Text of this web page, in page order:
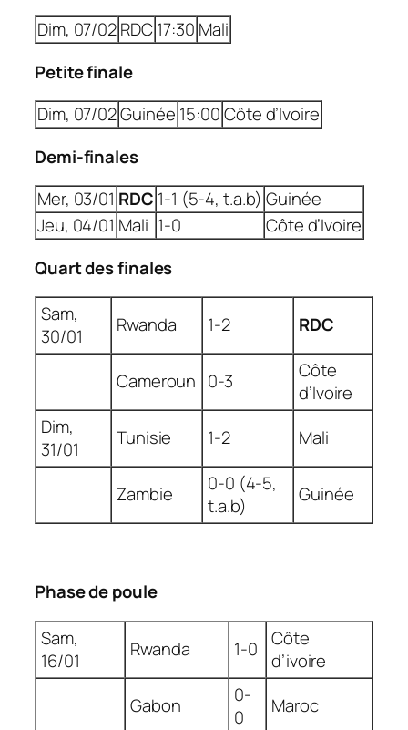
Dim, 07/02RDC 17:30 Mali
Petite finale
Dim, 07/02Guinée 15:00Côte d’Ivoire
Demi-finales
Mer, 03/01 RDC 1-1 (5-4, t.a.b) Guinée
Jeu, 04/01 Mali 1-0
Côte d’Ivoire
Quart des finales
Sam,
30/01
Rwanda 1-2 RDC
Cameroun 0-3
Côte
d’Ivoire
Dim,
31/01
Tunisie 1-2 Mali
Zambie
0-0 (4-5,
t.a.b)
Guinée
Phase de poule
Sam,
16/01
Rwanda 1-0
Côte
d’ivoire
Gabon
0-
0
Maroc